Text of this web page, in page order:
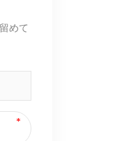
めて